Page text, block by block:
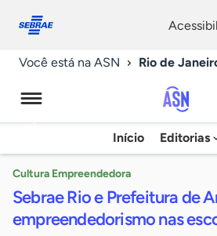
conosco
Você está na ASN Rio de
Início Editorias
Cultura Empreendedora
Sebrae Rio e Prefeitura de
empreendedorismo nas